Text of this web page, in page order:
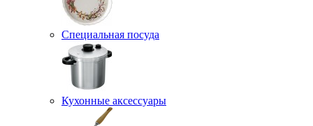
Специальная посуда
Кухонные аксессуары